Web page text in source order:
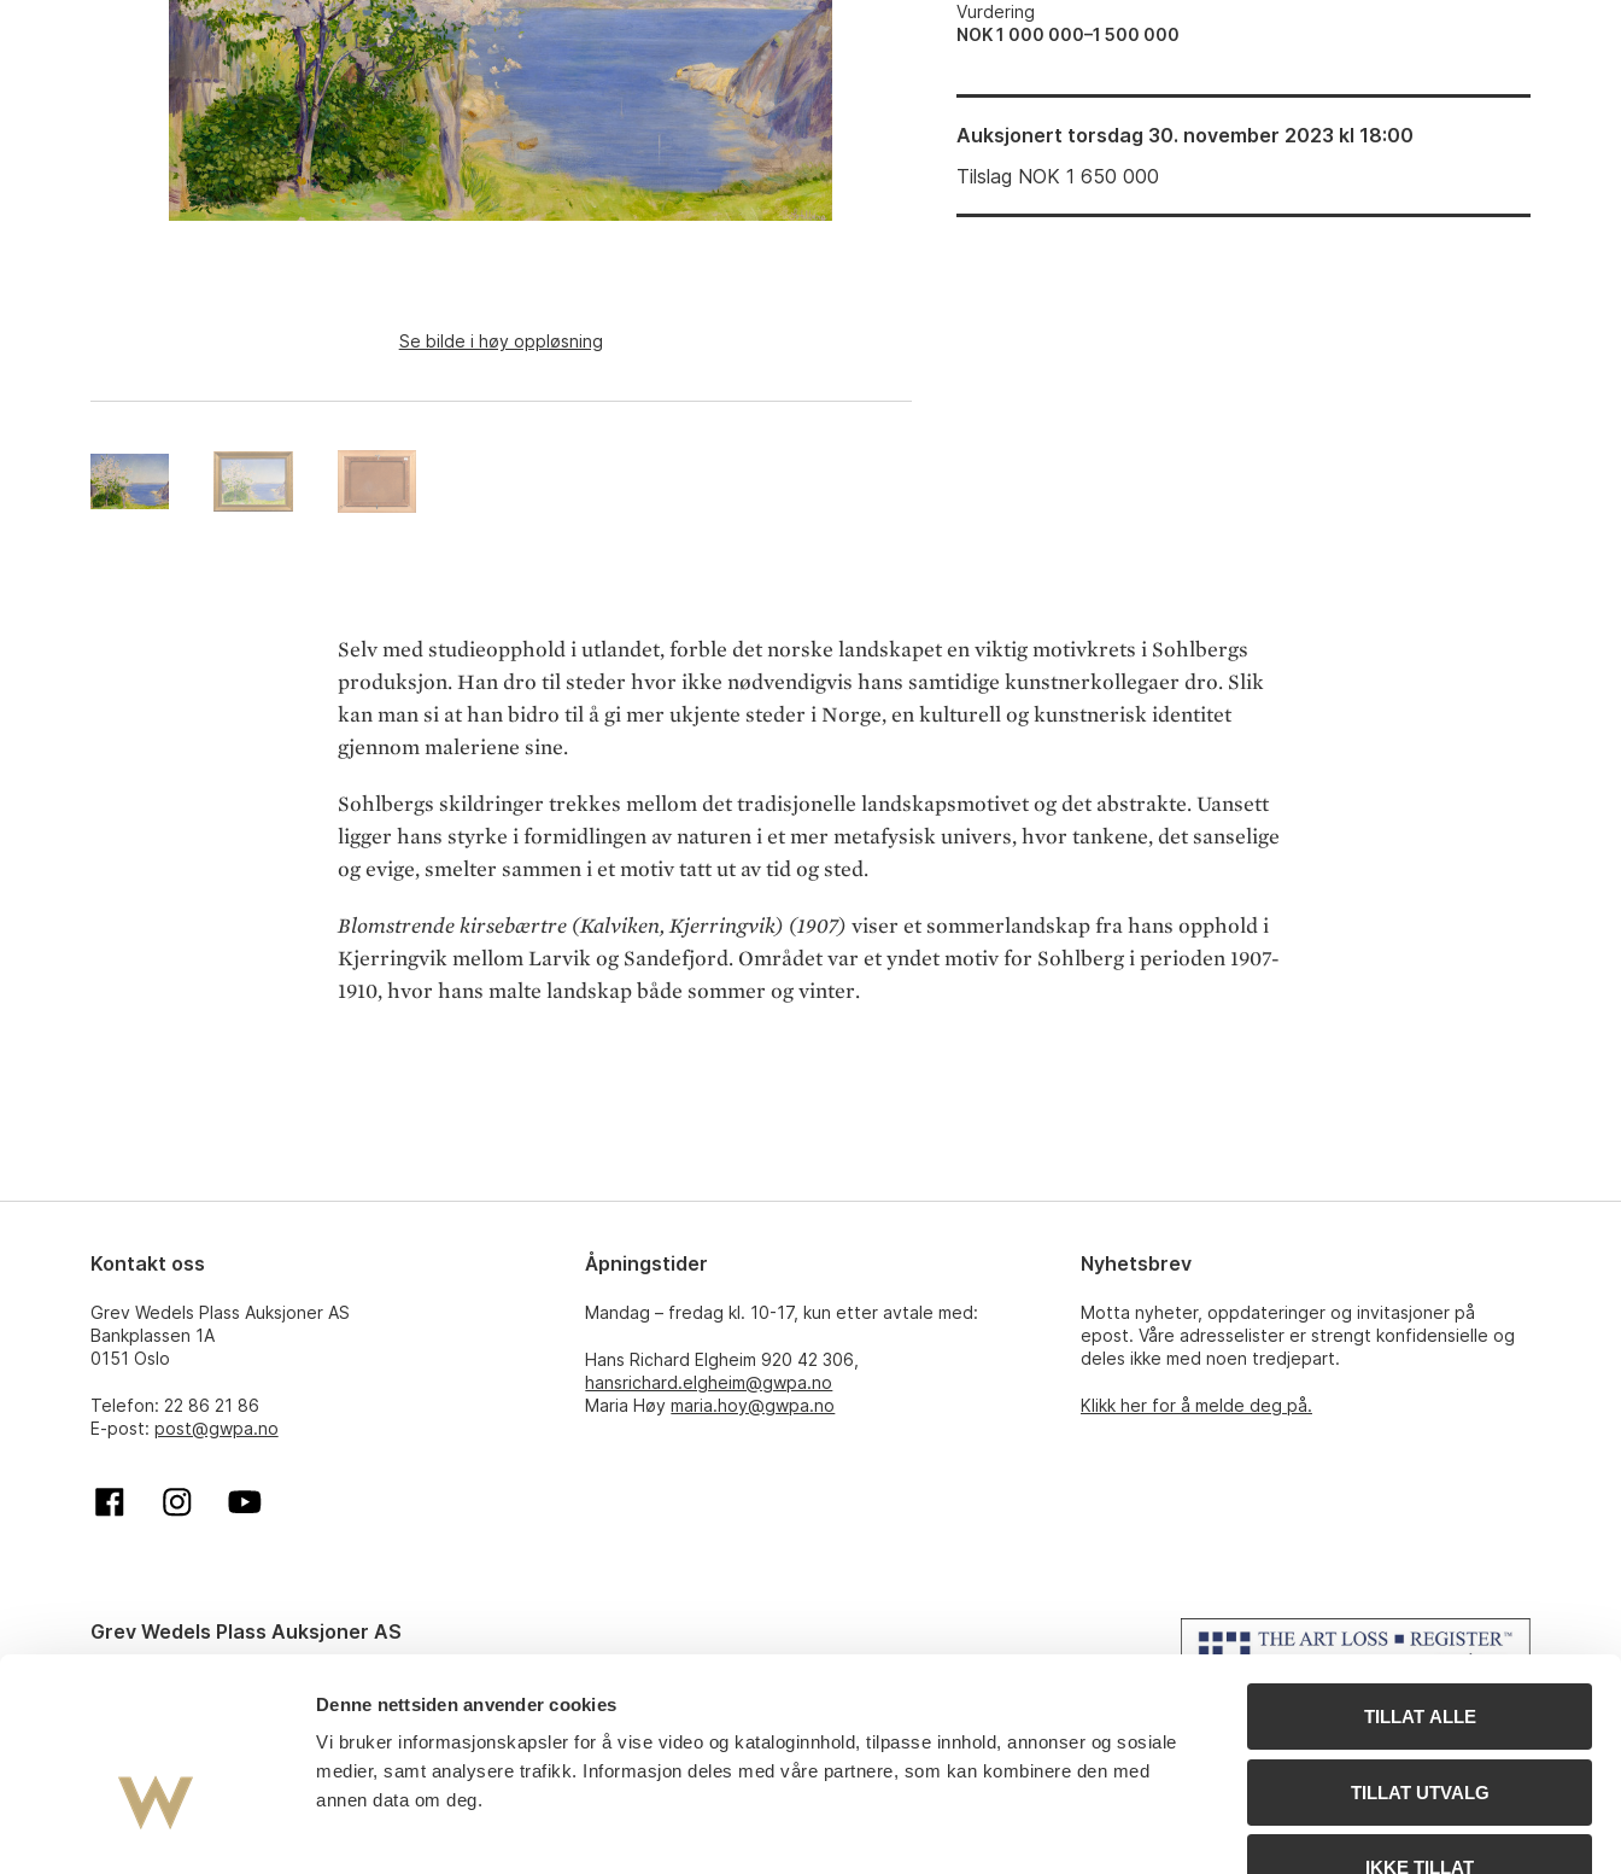
Denne nettsiden anvender cookies
Vi bruker informasjonskapsler for å vise video og kataloginnhold, tilpasse innhold, annonser og sosiale
medier, samt analysere trafikk. Informasjon deles med våre partnere, som kan kombinere den med
annen data om deg.
TILLAT ALLE
TILLAT UTVALG
IKKE TILLAT
Se bilde i høy oppløsning
Vurdering
NOK 1 000 000–1 500 000
Auksjonert torsdag 30. november 2023 kl 18:00
Tilslag NOK1 650 000
Selv med studieopphold i utlandet, forble det norske landskapet en viktig motivkrets i Sohlbergs
produksjon. Han dro til steder hvor ikke nødvendigvis hans samtidige kunstnerkollegaer dro. Slik
kan man si at han bidro til å gi mer ukjente steder i Norge, en kulturell og kunstnerisk identitet
gjennom maleriene sine.
Sohlbergs skildringer trekkes mellom det tradisjonelle landskapsmotivet og det abstrakte. Uansett
ligger hans styrke i formidlingen av naturen i et mer metafysisk univers, hvor tankene, det sanselige
og evige, smelter sammen i et motiv tatt ut av tid og sted.
Blomstrende kirsebærtre (Kalviken, Kjerringvik) (1907) viser et sommerlandskap fra hans opphold i
Kjerringvik mellom Larvik og Sandefjord. Området var et yndet motiv for Sohlberg i perioden 1907-
1910, hvor hans malte landskap både sommer og vinter.
Kontakt oss
Grev Wedels Plass Auksjoner AS
Bankplassen 1A
0151 Oslo
Telefon: 22 86 21 86
E-post: post@gwpa.no
Åpningstider
Mandag – fredag kl. 10-17, kun etter avtale med:
Hans Richard Elgheim 920 42 306,
hansrichard.elgheim@gwpa.no
Maria Høymaria.hoy@gwpa.no
Nyhetsbrev
Motta nyheter, oppdateringer og invitasjoner på
epost. Våre adresselister er strengt konfidensielle og
deles ikke med noen tredjepart.
Klikk her for å melde deg på.
Grev Wedels Plass Auksjoner AS